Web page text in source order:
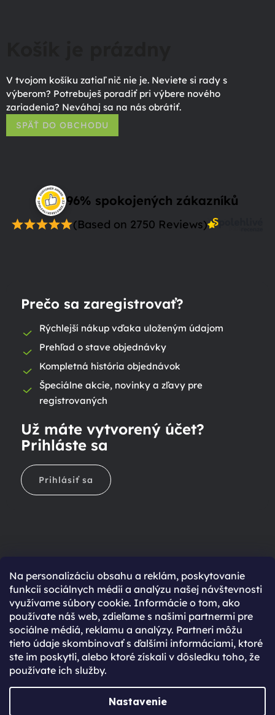
Na personalizáciu obsahu a reklám, poskytovanie
funkcií sociálnych médií a analýzu našej návštevnosti
využívame súbory cookie. Informácie o tom, ako
používate náš web, zdieľame s našimi partnermi pre
sociálne médiá, reklamu a analýzy. Partneri môžu
tieto údaje skombinovať s ďalšími informáciami, ktoré
ste im poskytli, alebo ktoré získali v dôsledku toho, že
používate ich služby.
Nastavenie
V tvojom košíku zatiaľ nič nie je. Neviete si rady s
výberom? Potrebuješ poradiť pri výbere nového
zariadenia? Neváhaj sa na nás obrátiť.
SPÄŤ DO OBCHODU
96% spokojených zákazníků
(Based on 2750 Reviews)
Prečo sa zaregistrovať?
Rýchlejší nákup vďaka uloženým údajom
Prehľad o stave objednávky
Kompletná história objednávok
Špeciálne akcie, novinky a zľavy pre
registrovaných
Už máte vytvorený účet?
Prihláste sa
Prihlásiť sa
Ešte nemáte účet?
Rýchlejší nákup vďaka uloženým údajom
Prehľad o stave objednávky
Kompletná história objednávok
Špeciálne akcie, novinky a zľavy pre registrovaných